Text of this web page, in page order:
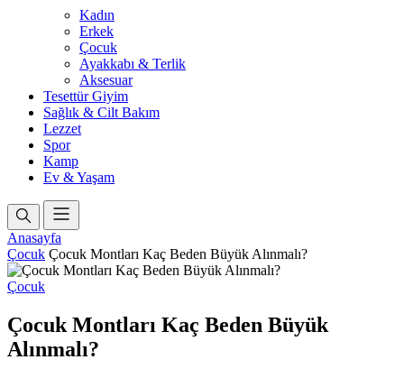
Kadın
Erkek
Çocuk
Ayakkabı & Terlik
Aksesuar
Tesettür Giyim
Sağlık & Cilt Bakım
Lezzet
Spor
Kamp
Ev & Yaşam
Anasayfa
Çocuk Çocuk Montları Kaç Beden Büyük Alınmalı?
Çocuk
Çocuk Montları Kaç Beden Büyük
Alınmalı?